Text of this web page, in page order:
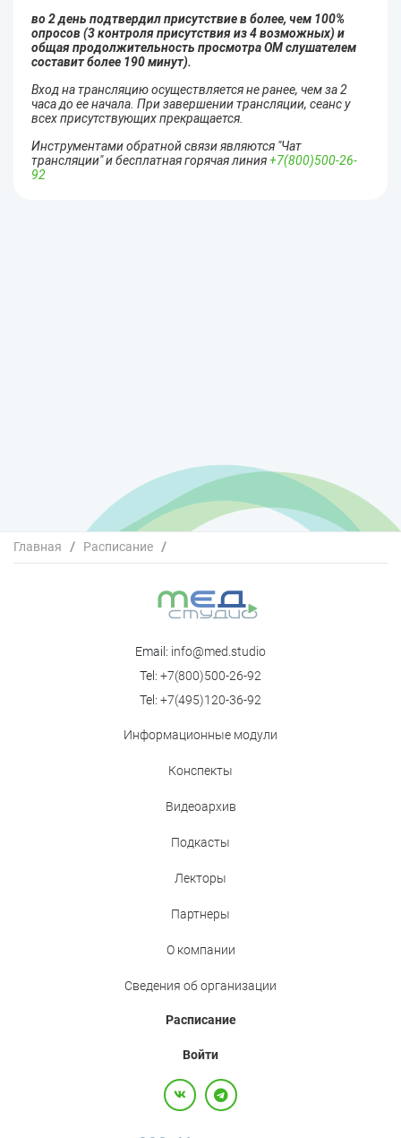
во 2 день подтвердил присутствие в более, чем 100%
опросов (3 контроля присутствия из 4 возможных) и
общая продолжительность просмотра ОМ слушателем
составит более 190 минут).
Вход на трансляцию осуществляется не ранее, чем за 2
часа до ее начала. При завершении трансляции, сеанс у
всех присутствующих прекращается.
Инструментами обратной связи являются "Чат
трансляции" и бесплатная горячая линия+7(800)500-26-
92
Главная / Расписание
/
Образовательная онлайн-конференция «Редкие
Email: info@med.studio
Tel: +7(800)500-26-92
Tel: +7(495)120-36-92
Информационные модули
Конспекты
Видеоархив
Подкасты
Лекторы
Партнеры
О компании
Сведения об организации
Расписание
Войти